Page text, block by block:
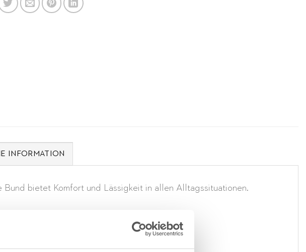
INFORMATION
bietet Komfort und Lässigkeit in allen Alltagssituationen.